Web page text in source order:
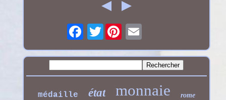
Twitter
médaille état monnaie rome